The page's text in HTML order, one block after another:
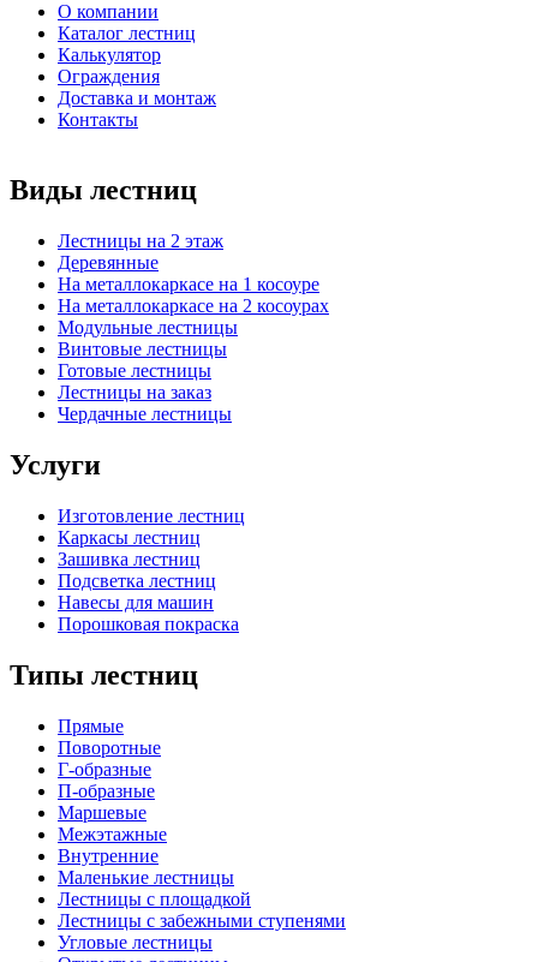
О компании
Каталог лестниц
Калькулятор
Ограждения
Доставка и монтаж
Контакты
Виды лестниц
Лестницы на 2 этаж
Деревянные
На металлокаркасе на 1 косоуре
На металлокаркасе на 2 косоурах
Модульные лестницы
Винтовые лестницы
Готовые лестницы
Лестницы на заказ
Чердачные лестницы
Услуги
Изготовление лестниц
Каркасы лестниц
Зашивка лестниц
Подсветка лестниц
Навесы для машин
Порошковая покраска
Типы лестниц
Прямые
Поворотные
Г-образные
П-образные
Маршевые
Межэтажные
Внутренние
Маленькие лестницы
Лестницы с площадкой
Лестницы с забежными ступенями
Угловые лестницы